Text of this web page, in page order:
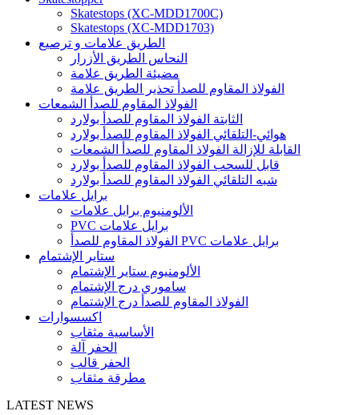
Skatestops (XC-MDD1700C)
Skatestops (XC-MDD1703)
الطريق علامات و ترصيع
النحاس الطريق الأزرار
مضيئة الطريق علامة
الفولاذ المقاوم للصدأ تحذير الطريق علامة
الفولاذ المقاوم للصدأ الشمعات
الثابتة الفولاذ المقاوم للصدأ بولارد
هوائي-التلقائي الفولاذ المقاوم للصدأ بولارد
القابلة للإزالة الفولاذ المقاوم للصدأ الشمعات
قابل للسحب الفولاذ المقاوم للصدأ بولارد
شبه التلقائي الفولاذ المقاوم للصدأ بولارد
برايل علامات
الألومنيوم برايل علامات
PVC برايل علامات
الفولاذ المقاوم للصدأ PVC برايل علامات
ستاير الإشتمام
الألومنيوم ستاير الإشتمام
ساموري درج الإشتمام
الفولاذ المقاوم للصدأ درج الإشتمام
اكسسوارات
الأساسية مثقاب
الحفر آلة
الحفر قالب
مطرقة مثقاب
LATEST NEWS